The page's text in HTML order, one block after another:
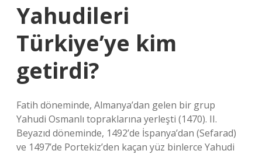
Yahudileri
Türkiye’ye kim
getirdi?
Fatih döneminde, Almanya’dan gelen bir grup
Yahudi Osmanlı topraklarına yerleşti (1470). II.
Beyazıd döneminde, 1492’de İspanya’dan (Sefarad)
ve 1497’de Portekiz’den kaçan yüz binlerce Yahudi